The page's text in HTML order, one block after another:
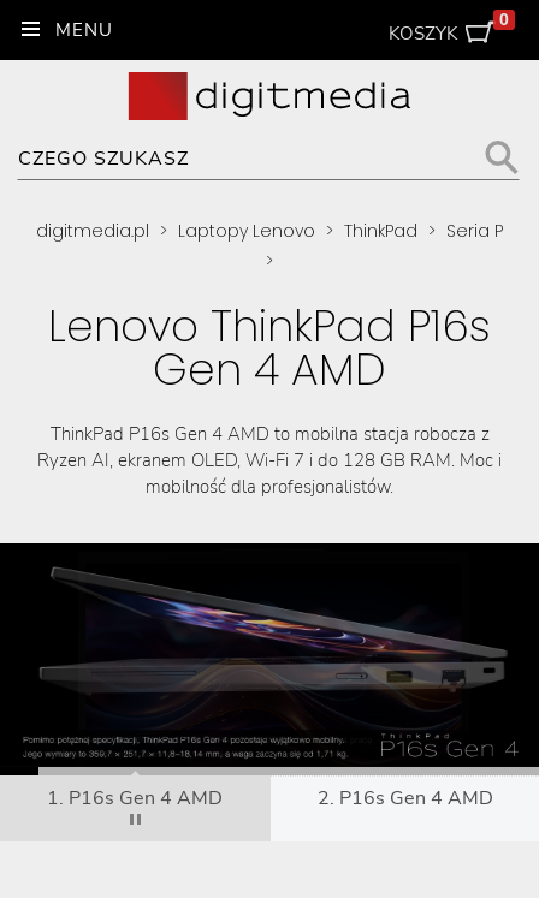
KOSZYK
0
digitmedia.pl > Laptopy Lenovo > ThinkPad > Seria P
>
Lenovo ThinkPad P16s
Gen 4 AMD
ThinkPad P16s Gen 4 AMD to mobilna stacja robocza z
Ryzen AI, ekranem OLED, Wi-Fi 7 i do 128 GB RAM. Moc i
mobilność dla profesjonalistów.
1. P16s Gen 4 AMD 2. P16s Gen 4 AMD